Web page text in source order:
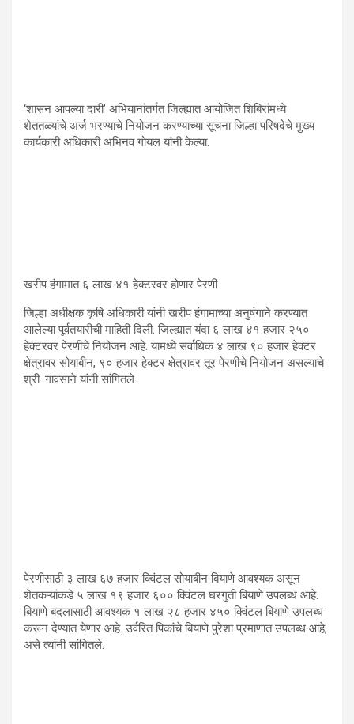
‘शासन आपल्या दारी’ अभियानांतर्गत जिल्ह्यात आयोजित शिबिरांमध्ये
शेततळ्यांचे अर्ज भरण्याचे नियोजन करण्याच्या सूचना जिल्हा परिषदेचे मुख्य
कार्यकारी अधिकारी अभिनव गोयल यांनी केल्या.
खरीप हंगामात ६ लाख ४१ हेक्टरवर होणार पेरणी
जिल्हा अधीक्षक कृषि अधिकारी यांनी खरीप हंगामाच्या अनुषंगाने करण्यात
आलेल्या पूर्वतयारीची माहिती दिली. जिल्ह्यात यंदा ६ लाख ४१ हजार २५०
हेक्टरवर पेरणीचे नियोजन आहे. यामध्ये सर्वाधिक ४ लाख ९० हजार हेक्टर
क्षेत्रावर सोयाबीन, ९० हजार हेक्टर क्षेत्रावर तूर पेरणीचे नियोजन असल्याचे
श्री. गावसाने यांनी सांगितले.
पेरणीसाठी ३ लाख ६७ हजार क्विंटल सोयाबीन बियाणे आवश्यक असून
शेतकऱ्यांकडे ५ लाख १९ हजार ६०० क्विंटल घरगुती बियाणे उपलब्ध आहे.
बियाणे बदलासाठी आवश्यक १ लाख २८ हजार ४५० क्विंटल बियाणे उपलब्ध
करून देण्यात येणार आहे. उर्वरित पिकांचे बियाणे पुरेशा प्रमाणात उपलब्ध आहे,
असे त्यांनी सांगितले.